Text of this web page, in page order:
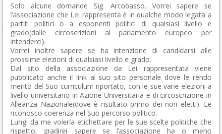
Solo alcune domande Sig. Arcobasso. Vorrei sapere se
l’associazione che Lei rappresenta è in qualche modo legata a
partiti politici o a esponenti politici di qualsiasi livello e
grado(dalle circoscrizioni al parlamento europeo per
intenderci).
Vorrei inoltre sapere se ha intenzione di candidarsi alle
prossime elezioni di qualsiasi livello e grado.
Dal sito della associazione da Lei rappresentata viene
pubblicato anche il link al suo sito personale dove le rendo
merito del Suo curriculum riportato, con le sue varie elezioni a
livello universitario in Azione Universitaria e di circoscrizione in
Alleanza Nazionale(dove è risultato primo dei non eletti). Le
riconosco coerenza nel Suo percorso politico.
Lungi da me volerla etichettare per le sue scelte politiche che
rispetto, gradirei sapere se l’associazione ha o meno